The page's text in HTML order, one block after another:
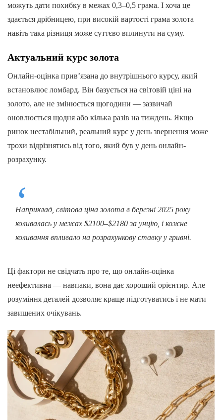
можуть дати похибку в межах 0,3–0,5 грама. І хоча це
здається дрібницею, при високій вартості грама золота
навіть така різниця може суттєво вплинути на суму.
Актуальний курс золота
Онлайн-оцінка прив’язана до внутрішнього курсу, який
встановлює ломбард. Він базується на світовій ціні на
золото, але не змінюється щогодини — зазвичай
оновлюється щодня або кілька разів на тиждень. Якщо
ринок нестабільний, реальний курс у день звернення може
трохи відрізнятись від того, який був у день онлайн-
розрахунку.
Наприклад, світова ціна золота в березні 2025 року
коливалась у межах $2100–$2180 за унцію, і кожне
коливання впливало на розрахункову ставку у гривні.
Ці фактори не свідчать про те, що онлайн-оцінка
неефективна — навпаки, вона дає хороший орієнтир. Але
розуміння деталей дозволяє краще підготуватись і не мати
завищених очікувань.